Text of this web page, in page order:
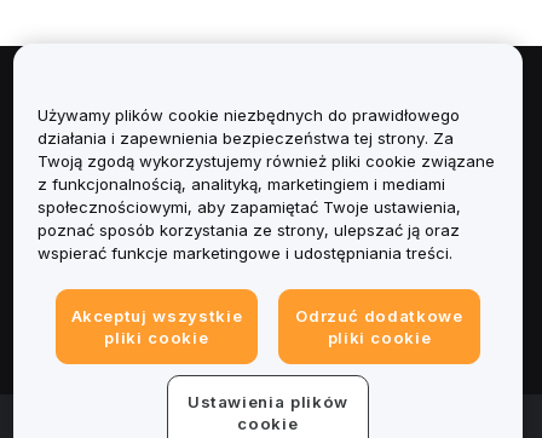
Informacje
Usługi
Obsługa Klienta
Informacje prawne
© 2025-2026 Bybit.eu. Wszystkie prawa zastrzeżone.
Używamy plików cookie niezbędnych do prawidłowego
działania i zapewnienia bezpieczeństwa tej strony. Za
Twoją zgodą wykorzystujemy również pliki cookie związane
z funkcjonalnością, analityką, marketingiem i mediami
społecznościowymi, aby zapamiętać Twoje ustawienia,
poznać sposób korzystania ze strony, ulepszać ją oraz
wspierać funkcje marketingowe i udostępniania treści.
Akceptuj wszystkie
pliki cookie
Odrzuć dodatkowe
pliki cookie
Ustawienia plików
cookie